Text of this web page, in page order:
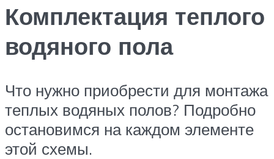
Комплектация теплого
водяного пола
Что нужно приобрести для монтажа
теплых водяных полов? Подробно
остановимся на каждом элементе
этой схемы.